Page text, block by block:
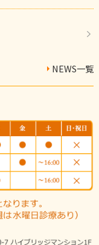
NEWS一覧